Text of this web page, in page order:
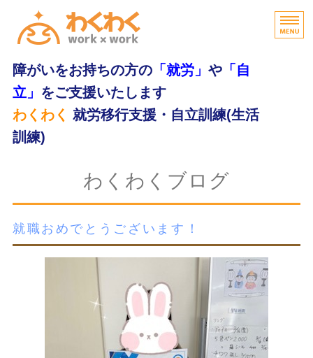
障がいをお持ちの方の「就労」 や「自
立」 をご支援いたします
わくわく 就労移行支援・自立訓練(生活
訓練)
わくわくの特長
支援内容
無料体験・お問合せ
わくわくブログ
就職おめでとうございます！